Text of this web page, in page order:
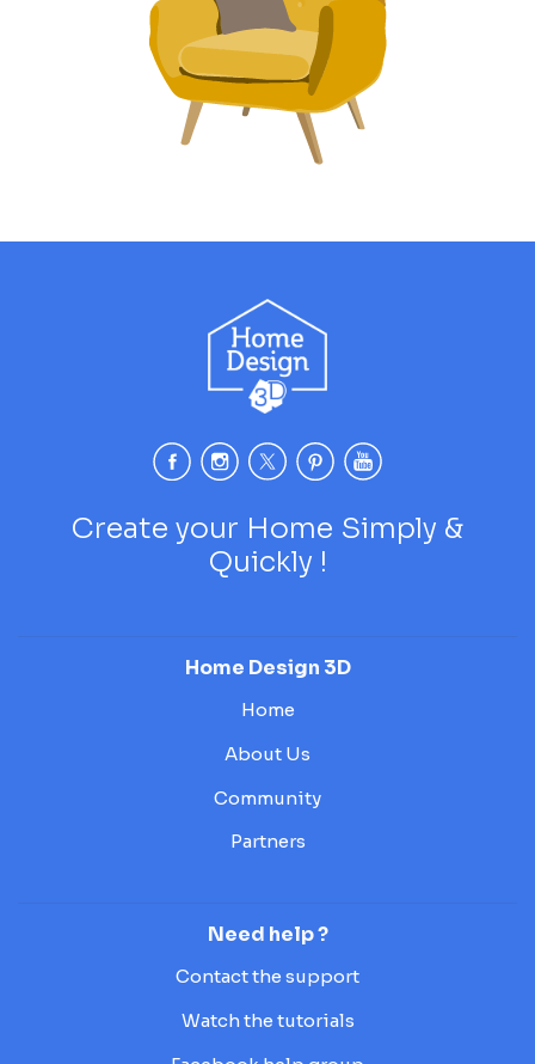
Create your Home Simply &
Quickly !
Home Design 3D
Home
About Us
Community
Partners
Need help ?
Contact the support
Watch the tutorials